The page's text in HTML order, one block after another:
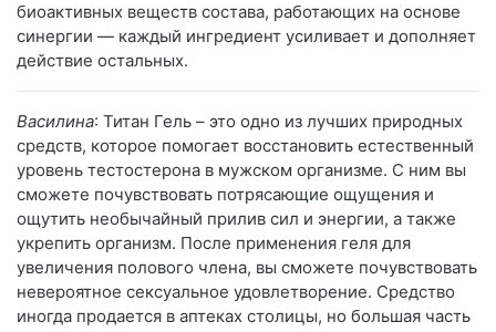
биоактивных веществ состава, работающих на основе
синергии — каждый ингредиент усиливает и дополняет
действие остальных.
Василина: Титан Гель – это одно из лучших природных
средств, которое помогает восстановить естественный
уровень тестостерона в мужском организме. С ним вы
сможете почувствовать потрясающие ощущения и
ощутить необычайный прилив сил и энергии, а также
укрепить организм. После применения геля для
увеличения полового члена, вы сможете почувствовать
невероятное сексуальное удовлетворение. Средство
иногда продается в аптеках столицы, но большая часть